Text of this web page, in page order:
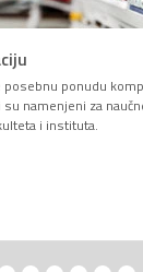
ponudu
namenjeni za
i instituta.